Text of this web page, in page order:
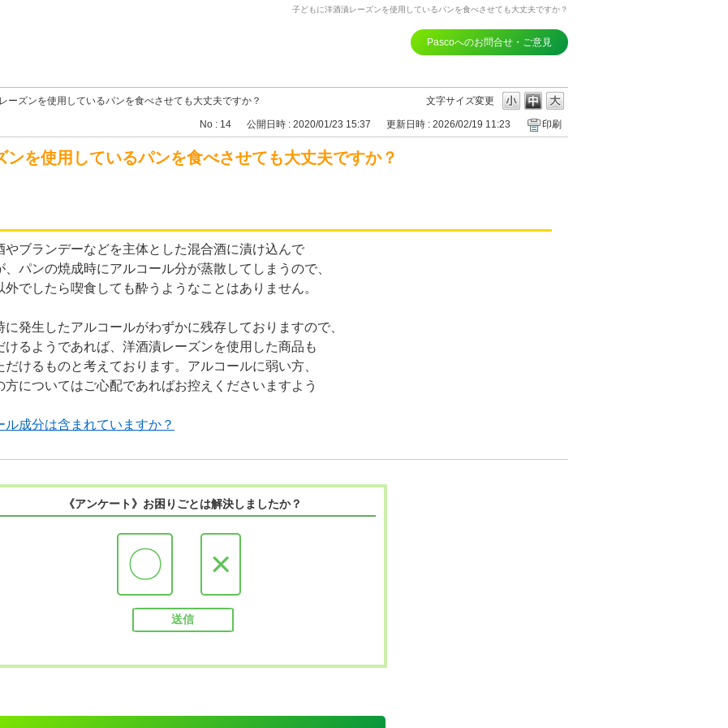
子どもに洋酒漬レーズンを使用しているパンを食べさせても大丈夫ですか？
Pascoへのお問合せ・ご意見
文字サイズ変更
ーズンを使用しているパンを食べさせても大丈夫ですか？
No : 14 公開日時 : 2020/01/23 15:37 更新日時 : 2026/02/19 11:23 印刷
ンを使用しているパンを食べさせても大丈夫ですか？
ブランデーなどを主体とした混合酒に漬け込んで
パンの焼成時にアルコール分が蒸散してしまうので、
でしたら喫食しても酔うようなことはありません。
発生したアルコールがわずかに残存しておりますので、
るようであれば、洋酒漬レーズンを使用した商品も
けるものと考えております。アルコールに弱い方、
についてはご心配であればお控えくださいますよう
ル成分は含まれていますか？
《アンケート》お困りごとは解決しましたか？
〇 ×